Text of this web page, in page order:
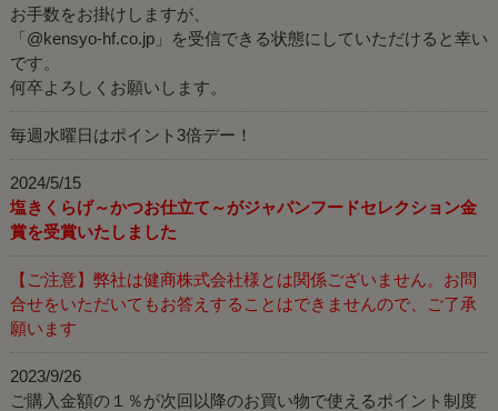
お手数をお掛けしますが、
「@kensyo-hf.co.jp」を受信できる状態にしていただけると幸い
です。
何卒よろしくお願いします。
毎週水曜日はポイント3倍デー！
2024/5/15
塩きくらげ～かつお仕立て～がジャパンフードセレクション金
賞を受賞いたしました
【ご注意】弊社は健商株式会社様とは関係ございません。お問
合せをいただいてもお答えすることはできませんので、ご了承
願います
2023/9/26
ご購入金額の１％が次回以降のお買い物で使えるポイント制度